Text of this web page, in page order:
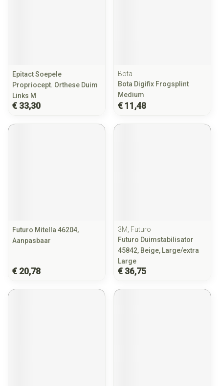
Epitact Soepele
Propriocept. Orthese Duim
Links M
€ 33,30
Bota
Bota Digifix Frogsplint
Medium
€ 11,48
Futuro Mitella 46204,
Aanpasbaar
€ 20,78
3M, Futuro
Futuro Duimstabilisator
45842, Beige, Large/extra
Large
€ 36,75